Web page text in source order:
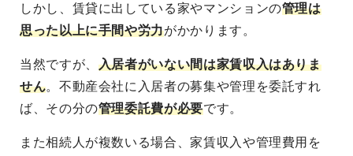
しかし、賃貸に出している家やマンションの管理は
思った以上に手間や労力がかかります 。
当然ですが、 入居者がいない間は家賃収入はありま
せん。不動産会社に入居者の募集や管理を委託すれ
ば、その分の管理委託費が必要です。
また相続人が複数いる場合、家賃収入や管理費用を